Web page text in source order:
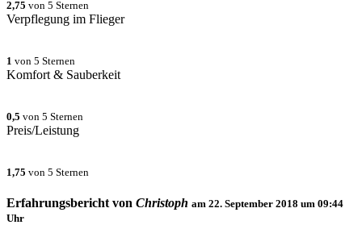
2,75 von 5 Sternen
Verpflegung im Flieger
1 von 5 Sternen
Komfort & Sauberkeit
0,5 von 5 Sternen
Preis/Leistung
1,75 von 5 Sternen
Erfahrungsbericht von Christoph am 22. September 2018 um 09:44
Uhr